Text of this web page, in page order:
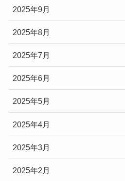
2025年9月
2025年8月
2025年7月
2025年6月
2025年5月
2025年4月
2025年3月
2025年2月